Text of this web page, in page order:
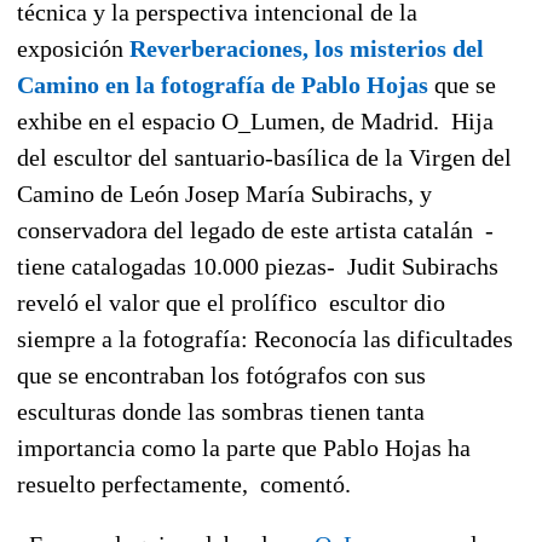
técnica y la perspectiva intencional de la
exposición  Reverberaciones, los misterios del
Camino en la fotografía de Pablo Hojas  que se
exhibe en el espacio O_Lumen, de Madrid. Hija
del escultor del santuario-basílica de la Virgen del
Camino de León Josep María Subirachs, y
conservadora del legado de este artista catalán -
tiene catalogadas 10.000 piezas- Judit Subirachs
reveló el valor que el prolífico escultor dio
siempre a la fotografía: Reconocía las dificultades
que se encontraban los fotógrafos con sus
esculturas donde las sombras tienen tanta
importancia como la parte que Pablo Hojas ha
resuelto perfectamente, comentó.